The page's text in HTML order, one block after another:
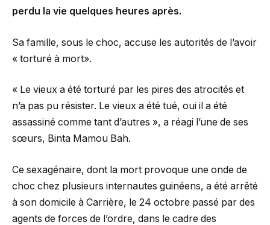
perdu la vie quelques heures après.
Sa famille, sous le choc, accuse les autorités de l’avoir
« torturé à mort».
« Le vieux a été torturé par les pires des atrocités et
n’a pas pu résister. Le vieux a été tué, oui il a été
assassiné comme tant d’autres », a réagi l’une de ses
sœurs, Binta Mamou Bah.
Ce sexagénaire, dont la mort provoque une onde de
choc chez plusieurs internautes guinéens, a été arrêté
à son domicile à Carrière, le 24 octobre passé par des
agents de forces de l’ordre, dans le cadre des